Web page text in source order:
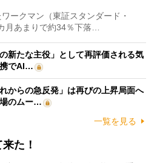
ークマン（東証スタンダード・
月あまりで約34％下落…
新たな主役」として再評価される気
でAI…
からの急反発」は再びの上昇局面へ
のムー…
一覧を見る
た！